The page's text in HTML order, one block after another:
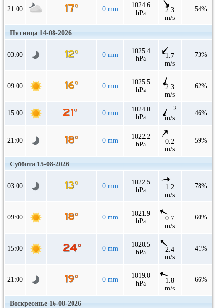
21:00 0 mm
1024.6
hPa
2.3
m/s
54%
Пятница 14-08-2026
03:00 0 mm
1025.4
hPa
1.7
m/s
73%
09:00 0 mm
1025.5
hPa
2.3
m/s
62%
15:00 0 mm
1024.0
hPa
2
m/s
46%
21:00 0 mm
1022.2
hPa
0.2
m/s
59%
Суббота 15-08-2026
03:00 0 mm
1022.5
hPa
1.2
m/s
78%
09:00 0 mm
1021.9
hPa
0.7
m/s
60%
15:00 0 mm
1020.5
hPa
2.4
m/s
41%
21:00 0 mm
1019.0
hPa
1.8
m/s
66%
Воскресенье 16-08-2026